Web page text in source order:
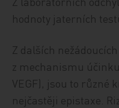
hodnoty jaterních
Z dalších
z mechanismu
VEGF), jsou to různé
nejčastěji epistaxe.